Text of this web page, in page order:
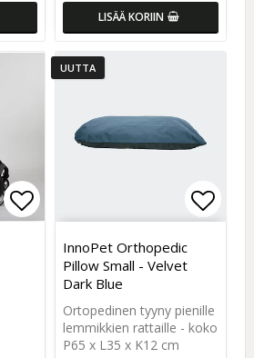
LISÄÄ KORIIN
Add to list of favorites
UUTTA
InnoPet Orthopedic
Pillow Small - Velvet
Dark Blue
Ortopedinen tyyny pienille
lemmikkien rattaille - koko
P65 x L35 x K12 cm